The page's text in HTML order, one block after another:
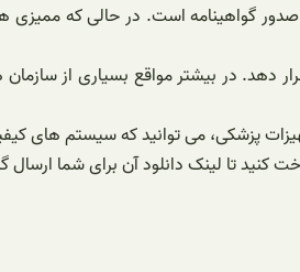
گواهینامه است. در حالی که
پزشکی، می توانید که سیستم های
کنید تا لینک دانلود آن برای شما ارسال